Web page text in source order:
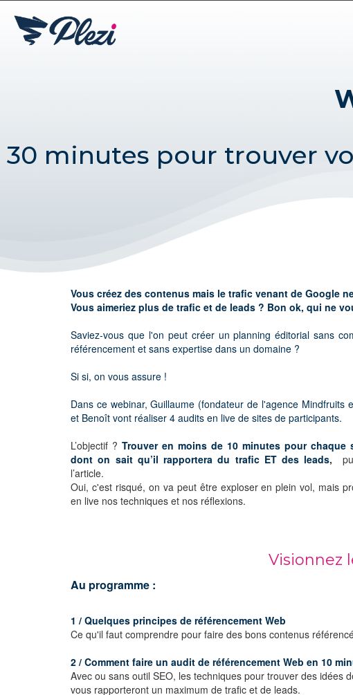
30 minutes pour trouver
Vous créez des contenus mais le trafic venant de Google
Vous aimeriez plus de trafic et de leads ? Bon ok, qui ne
Saviez-vous que l'on peut créer un planning éditorial sans
référencement et sans expertise dans un domaine ?
Si si, on vous assure !
Dans ce webinar, Guillaume (fondateur de l'agence Mindfruits
et Benoît vont réaliser 4 audits en live de sites de participants.
L’objectif ? Trouver en moins de 10 minutes pour chaque
dont on sait qu’il rapportera du trafic ET des leads,
l’article.
Oui, c'est risqué, on va peut être exploser en plein vol, mais
en live nos techniques et nos réflexions.
Visionnez
Au programme :
1 / Quelques principes de référencement Web
Ce qu'il faut comprendre pour faire des bons contenus
2 / Comment faire un audit de référencement Web en 10
Avec ou sans outil SEO, les techniques pour trouver des idées
vous rapporteront un maximum de trafic et de leads.